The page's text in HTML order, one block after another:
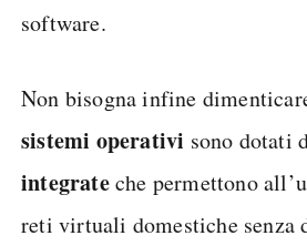
software.
Non bisogna infine
sistemi operativi sono dotati
integrateche permettono
reti virtuali domestiche senza